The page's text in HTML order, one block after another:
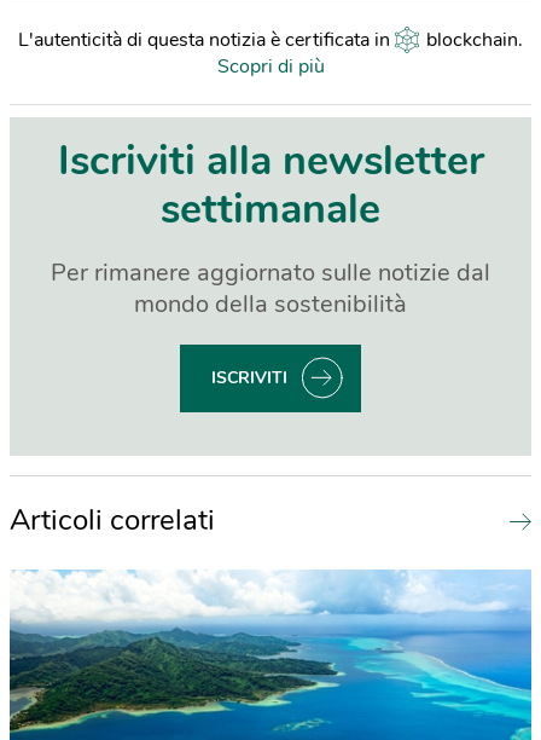
L'autenticità di questa notizia è certificata in blockchain.
Scopri di più
Iscriviti alla newsletter
settimanale
Per rimanere aggiornato sulle notizie dal
mondo della sostenibilità
ISCRIVITI
Articoli correlati